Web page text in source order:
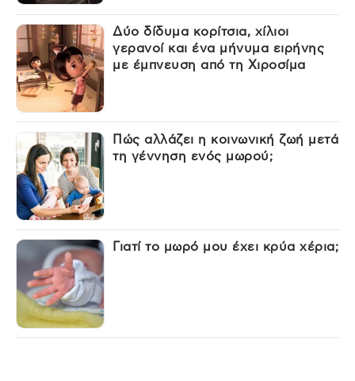
Δύο δίδυμα κορίτσια, χίλιοι
γερανοί και ένα μήνυμα ειρήνης
με έμπνευση από τη Χιροσίμα
Πώς αλλάζει η κοινωνική ζωή μετά
τη γέννηση ενός μωρού;
Γιατί το μωρό μου έχει κρύα χέρια;